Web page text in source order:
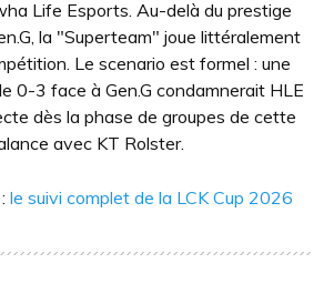
Life Esports. Au-delà du prestige
la "Superteam" joue littéralement
Le scenario est formel : une
0-3 face à Gen.G condamnerait HLE
dès la phase de groupes de cette
avec KT Rolster.
: le suivi complet de la LCK Cup 2026